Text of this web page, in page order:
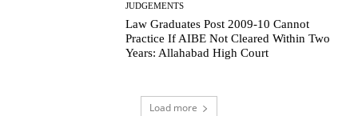
JUDGEMENTS
Law Graduates Post 2009-10 Cannot
Practice If AIBE Not Cleared Within Two
Years: Allahabad High Court
Load more